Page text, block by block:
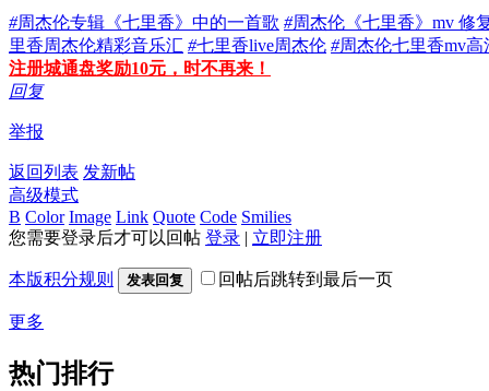
#周杰伦专辑《七里香》中的一首歌 #周杰伦《七里香》mv 修
里香周杰伦精彩音乐汇 #七里香live周杰伦 #周杰伦七里香mv高
注册城通盘奖励10元，时不再来！
回复
举报
返回列表 发新帖
高级模式
B Color Image Link Quote Code Smilies
您需要登录后才可以回帖 登录 | 立即注册
本版积分规则 发表回复 回帖后跳转到最后一页
更多
热门排行